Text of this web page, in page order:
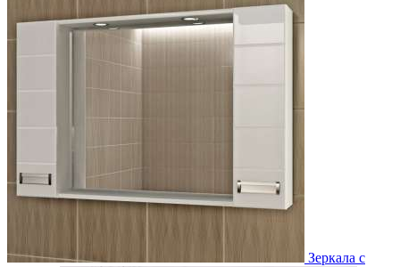
Зеркала с